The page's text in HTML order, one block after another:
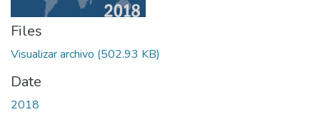
Files
Visualizar archivo (502.93 KB)
Date
2018